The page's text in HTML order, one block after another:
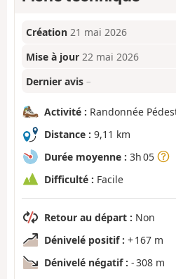
Création 21 mai 2026
Mise à jour 22 mai 2026
Dernier avis –
Activité : Randonnée
Distance : 9,11 km
Durée moyenne : 3h 05
Difficulté : Facile
Retour au départ : Non
Dénivelé positif : + 167 m
Dénivelé négatif : - 308 m